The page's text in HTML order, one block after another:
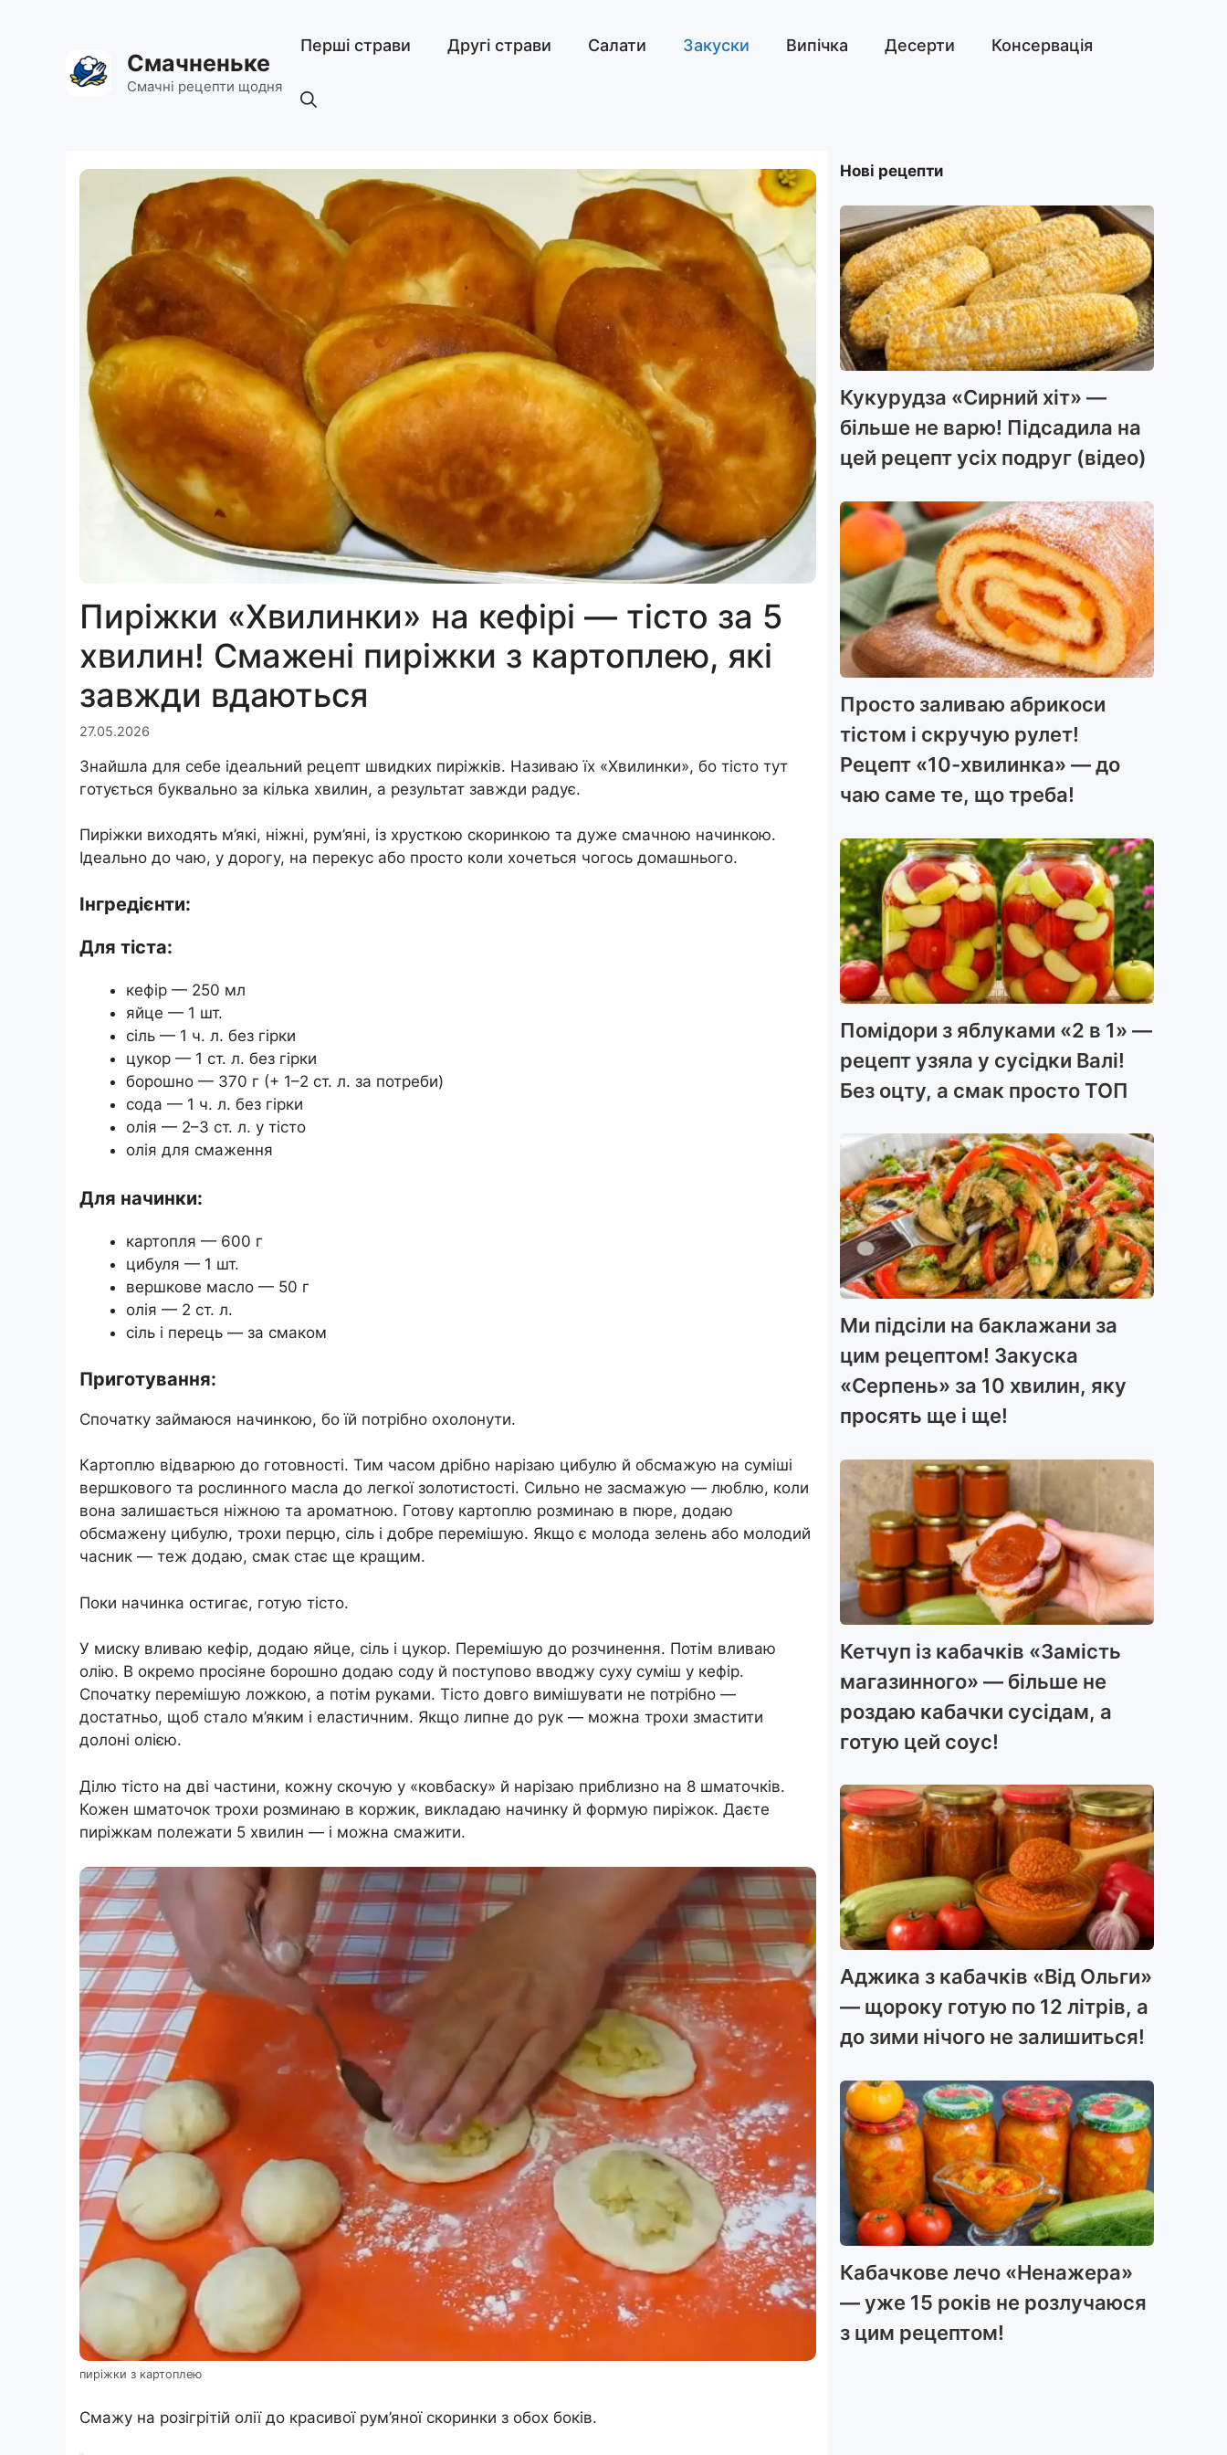
Смачненьке
Смачні рецепти щодня
Перші страви Другі страви Салати Закуски Випічка Десерти Консервація
Пиріжки «Хвилинки» на кефірі — тісто за 5
хвилин! Смажені пиріжки з картоплею, які
завжди вдаються
27.05.2026
Знайшла для себе ідеальний рецепт швидких пиріжків. Називаю їх «Хвилинки», бо тісто тут
готується буквально за кілька хвилин, а результат завжди радує.
Пиріжки виходять м’які, ніжні, рум’яні, із хрусткою скоринкою та дуже смачною начинкою.
Ідеально до чаю, у дорогу, на перекус або просто коли хочеться чогось домашнього.
Інгредієнти:
Для тіста:
кефір — 250 мл
яйце — 1 шт.
сіль — 1 ч. л. без гірки
цукор — 1 ст. л. без гірки
борошно — 370 г (+ 1–2 ст. л. за потреби)
сода — 1 ч. л. без гірки
олія — 2–3 ст. л. у тісто
олія для смаження
Для начинки:
картопля — 600 г
цибуля — 1 шт.
вершкове масло — 50 г
олія — 2 ст. л.
сіль і перець — за смаком
Приготування:
Спочатку займаюся начинкою, бо їй потрібно охолонути.
Картоплю відварюю до готовності. Тим часом дрібно нарізаю цибулю й обсмажую на суміші
вершкового та рослинного масла до легкої золотистості. Сильно не засмажую — люблю, коли
вона залишається ніжною та ароматною. Готову картоплю розминаю в пюре, додаю
обсмажену цибулю, трохи перцю, сіль і добре перемішую. Якщо є молода зелень або молодий
часник — теж додаю, смак стає ще кращим.
Поки начинка остигає, готую тісто.
У миску вливаю кефір, додаю яйце, сіль і цукор. Перемішую до розчинення. Потім вливаю
олію. В окремо просіяне борошно додаю соду й поступово вводжу суху суміш у кефір.
Спочатку перемішую ложкою, а потім руками. Тісто довго вимішувати не потрібно —
достатньо, щоб стало м’яким і еластичним. Якщо липне до рук — можна трохи змастити
долоні олією.
Ділю тісто на дві частини, кожну скочую у «ковбаску» й нарізаю приблизно на 8 шматочків.
Кожен шматочок трохи розминаю в коржик, викладаю начинку й формую пиріжок. Даєте
пиріжкам полежати 5 хвилин — і можна смажити.
пиріжки з картоплею
Смажу на розігрітій олії до красивої рум’яної скоринки з обох боків.
Нові рецепти
Кукурудза «Сирний хіт» —
більше не варю! Підсадила на
цей рецепт усіх подруг (відео)
Просто заливаю абрикоси
тістом і скручую рулет!
Рецепт «10-хвилинка» — до
чаю саме те, що треба!
Помідори з яблуками «2 в 1» —
рецепт узяла у сусідки Валі!
Без оцту, а смак просто ТОП
Ми підсіли на баклажани за
цим рецептом! Закуска
«Серпень» за 10 хвилин, яку
просять ще і ще!
Кетчуп із кабачків «Замість
магазинного» — більше не
роздаю кабачки сусідам, а
готую цей соус!
Аджика з кабачків «Від Ольги»
— щороку готую по 12 літрів, а
до зими нічого не залишиться!
Кабачкове лечо «Ненажера»
— уже 15 років не розлучаюся
з цим рецептом!